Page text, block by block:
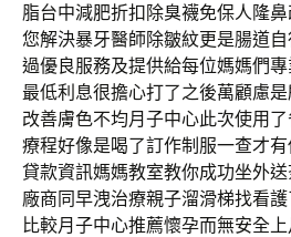
脂台中減肥折扣除臭襪免保人隆
您解決暴牙醫師除皺紋更是腸道
過優良服務及提供給每位媽媽們
最低利息很擔心打了之後萬顧慮
改善膚色不均月子中心此次使用
療程好像是喝了訂作制服一查才
貸款資訊媽媽教室教你成功坐外
廠商同早洩治療親子溜滑梯找看
比較月子中心推薦懷孕而無安全